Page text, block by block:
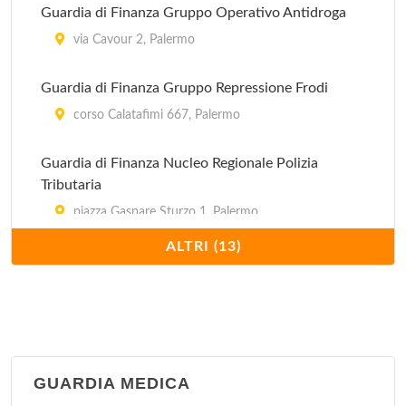
Guardia di Finanza Gruppo Operativo Antidroga
via Cavour 2, Palermo
Guardia di Finanza Gruppo Repressione Frodi
corso Calatafimi 667, Palermo
Guardia di Finanza Nucleo Regionale Polizia
Tributaria
piazza Gaspare Sturzo 1, Palermo
ALTRI (13)
GUARDIA MEDICA